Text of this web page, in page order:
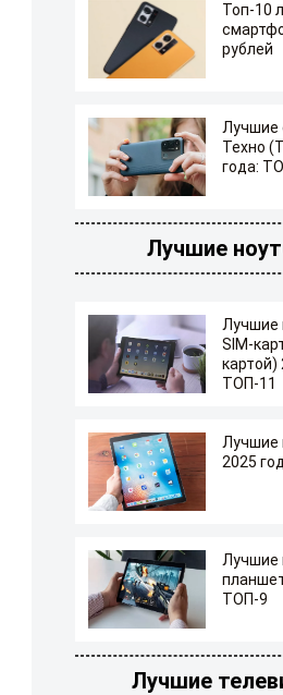
Топ-10
рублей
Лучшие
Техно
года:
Лучшие
Лучшие
SIM-
картой)
ТОП-11
Лучшие
2025
Лучшие
ТОП-9
Лучшие